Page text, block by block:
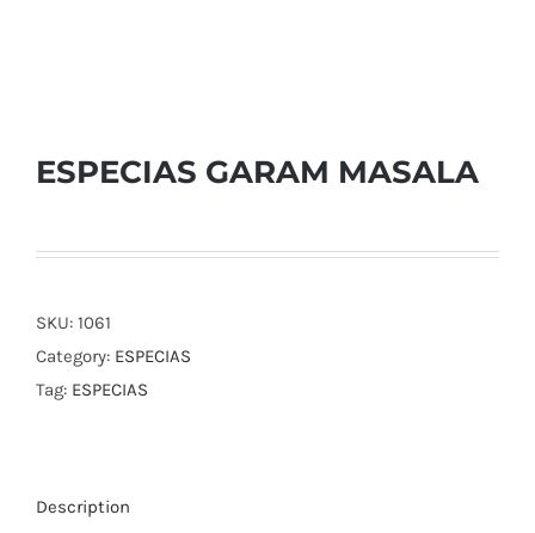
ESPECIAS GARAM MASALA
SKU: 1061
Category: ESPECIAS
Tag: ESPECIAS
Description